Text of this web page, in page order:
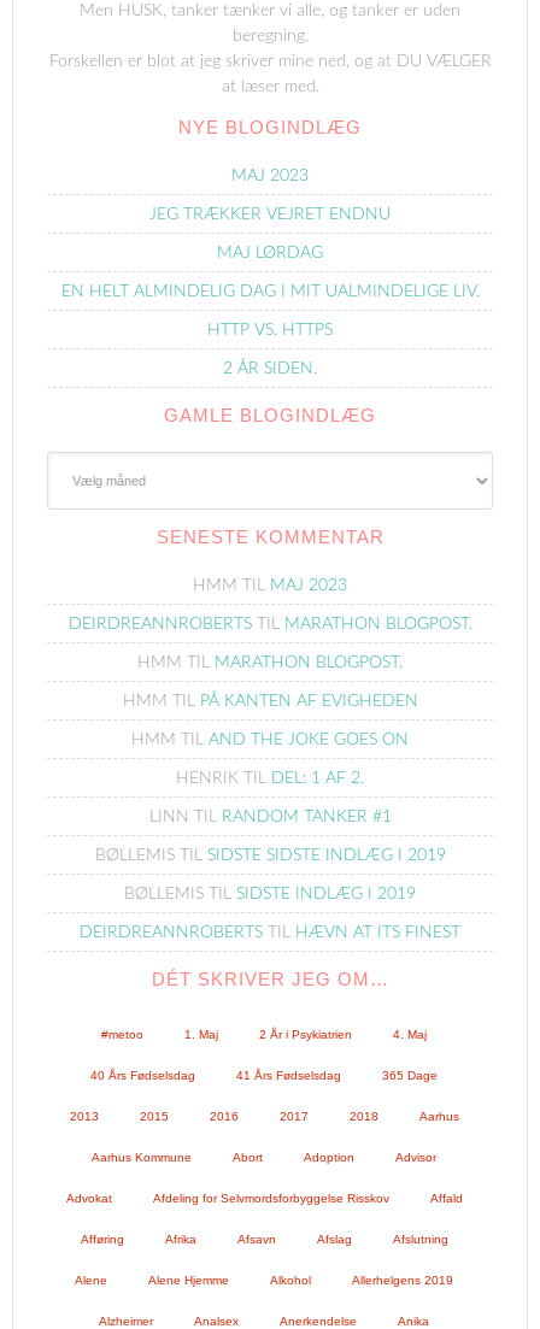
Men HUSK, tanker tænker vi alle, og tanker er uden
beregning.
Forskellen er blot at jeg skriver mine ned, og at DU VÆLGER
at læser med.
NYE BLOGINDLÆG
MAJ 2023
JEG TRÆKKER VEJRET ENDNU
MAJ LØRDAG
EN HELT ALMINDELIG DAG I MIT UALMINDELIGE LIV.
HTTP VS. HTTPS
2 ÅR SIDEN.
GAMLE BLOGINDLÆG
SENESTE KOMMENTAR
HMM TIL MAJ 2023
DEIRDREANNROBERTSTIL MARATHON BLOGPOST.
HMM TIL MARATHON BLOGPOST.
HMM TIL PÅ KANTEN AF EVIGHEDEN
HMM TIL AND THE JOKE GOES ON
HENRIK TIL DEL: 1 AF 2.
LINN TIL RANDOM TANKER #1
BØLLEMISTIL SIDSTE SIDSTE INDLÆG I 2019
BØLLEMIS TIL SIDSTE INDLÆG I 2019
DEIRDREANNROBERTS TIL HÆVN AT ITS FINEST
DÉT SKRIVER JEG OM…
#metoo 1. Maj 2 År i Psykiatrien 4. Maj
40 Års Fødselsdag 41 Års Fødselsdag 365 Dage
2013 2015 2016 2017 2018 Aarhus
Aarhus Kommune Abort Adoption Advisor
Advokat Afdeling for Selvmordsforbyggelse Risskov Affald
Afføring Afrika Afsavn Afslag Afslutning
Alene Alene Hjemme Alkohol Allerhelgens 2019
Alzheimer Analsex Anerkendelse Anika